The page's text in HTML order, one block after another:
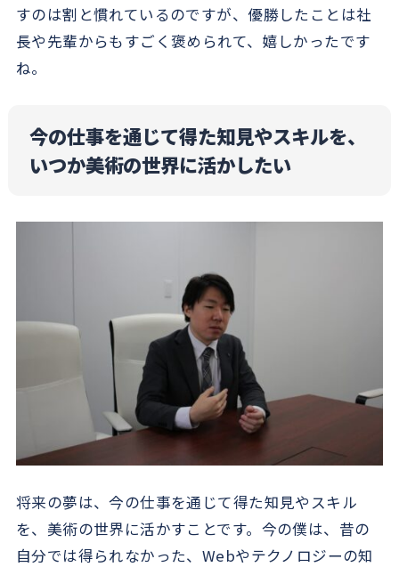
すのは割と慣れているのですが、優勝したことは社
長や先輩からもすごく褒められて、嬉しかったです
ね。
今の仕事を通じて得た知見やスキルを、
いつか美術の世界に活かしたい
将来の夢は、今の仕事を通じて得た知見やスキル
を、美術の世界に活かすことです。今の僕は、昔の
自分では得られなかった、Webやテクノロジーの知